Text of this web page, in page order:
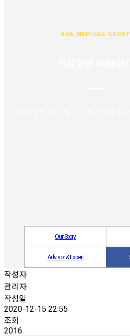
ARA MEDICAL GROUP
Our Story
Advisor & Expert
작성자
관리자
작성일
2020-12-15 22:55
조회
2016